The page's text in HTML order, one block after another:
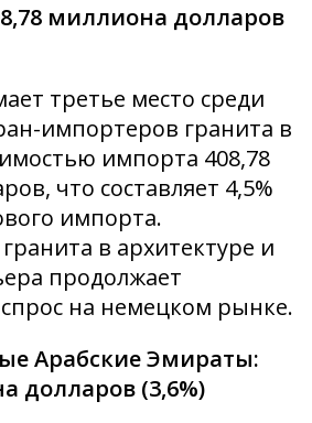
миллиона долларов
третье место среди
импортеров гранита в
импорта 408,78
что составляет 4,5%
импорта.
в архитектуре и
продолжает
на немецком рынке.
Арабские Эмираты:
долларов (3,6%)